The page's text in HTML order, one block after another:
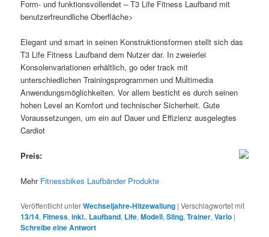
Form- und funktionsvollendet – T3 Life Fitness Laufband mit
benutzerfreundliche Oberfläche>
Elegant und smart in seinen Konstruktionsformen stellt sich das
T3 Life Fitness Laufband dem Nutzer dar. In zweierlei
Konsolenvariationen erhältlich, go oder track mit
unterschiedlichen Trainingsprogrammen und Multimedia
Anwendungsmöglichkeiten. Vor allem besticht es durch seinen
hohen Level an Komfort und technischer Sicherheit. Gute
Voraussetzungen, um ein auf Dauer und Effizienz ausgelegtes
Cardiot
Preis:
Mehr Fitnessbikes Laufbänder Produkte
Veröffentlicht unterWechseljahre-Hitzewallung |Verschlagwortet mit
13/14,Fitness,inkl., Laufband, Life,Modell,Sling,Trainer,Vario |
Schreibe eine Antwort